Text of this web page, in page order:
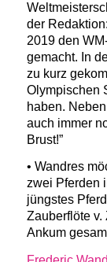
der
2019 den
gemacht. In
zu kurz
Olympischen
haben.
auch immer
Brust!”
• Wandres
zwei Pferden
jüngstes
Zauberflöte v.
Ankum